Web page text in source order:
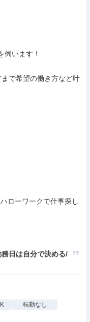
います！
で希望の働き方など叶
ローワークで仕事探し
日は自分で決める/
転勤なし